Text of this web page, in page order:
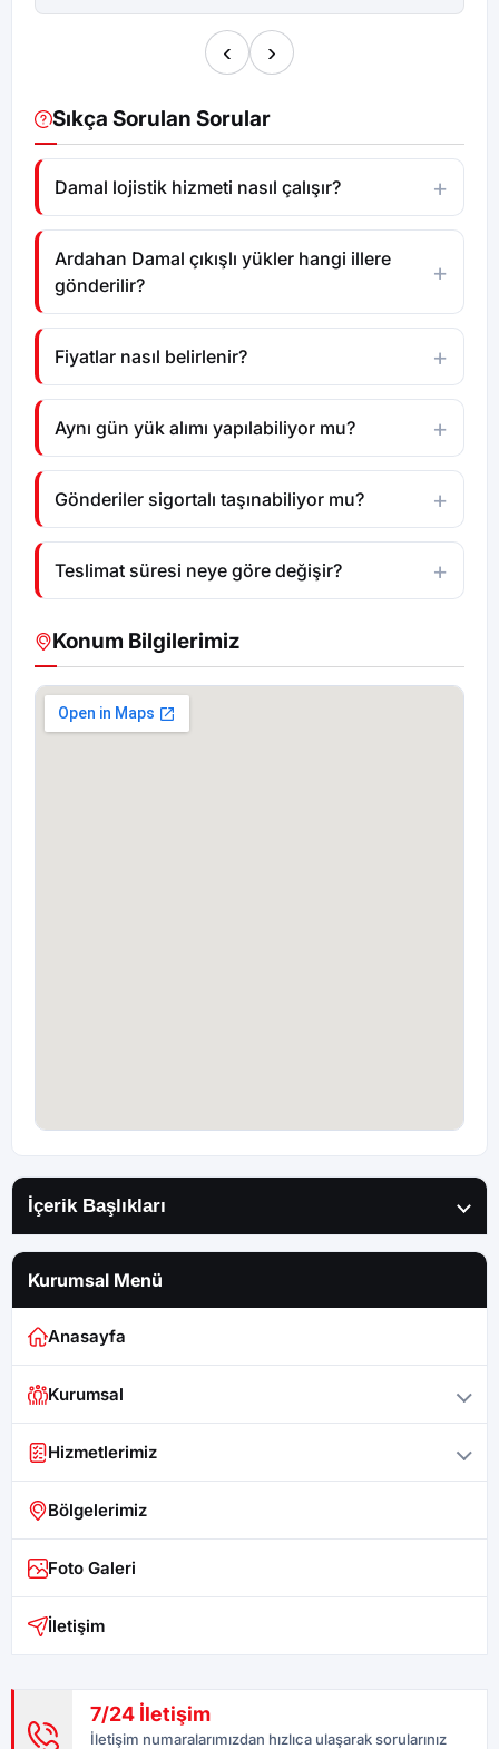
‹ ›
Sıkça Sorulan Sorular
Damal lojistik hizmeti nasıl çalışır?
Ardahan Damal çıkışlı yükler hangi illere
gönderilir?
Fiyatlar nasıl belirlenir?
Aynı gün yük alımı yapılabiliyor mu?
Gönderiler sigortalı taşınabiliyor mu?
Teslimat süresi neye göre değişir?
Konum Bilgilerimiz
İçerik Başlıkları
Kurumsal Menü
Anasayfa
Kurumsal
Hizmetlerimiz
Bölgelerimiz
Foto Galeri
İletişim
7/24 İletişim
İletişim numaralarımızdan hızlıca ulaşarak sorularınız